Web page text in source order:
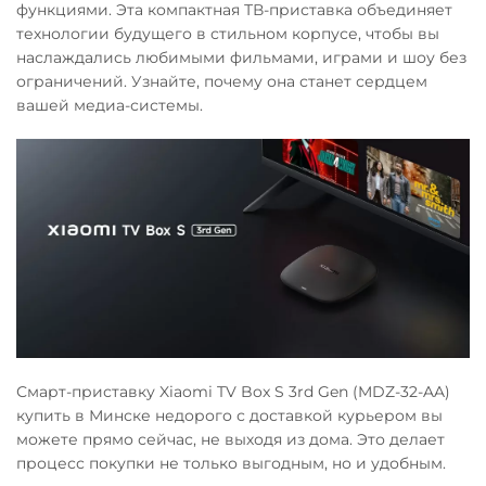
функциями. Эта компактная ТВ-приставка объединяет
технологии будущего в стильном корпусе, чтобы вы
наслаждались любимыми фильмами, играми и шоу без
ограничений. Узнайте, почему она станет сердцем
вашей медиа-системы.
Смарт-приставку Xiaomi TV Box S 3rd Gen (MDZ-32-AA)
купить в Минске недорого с доставкой курьером вы
можете прямо сейчас, не выходя из дома. Это делает
процесс покупки не только выгодным, но и удобным.